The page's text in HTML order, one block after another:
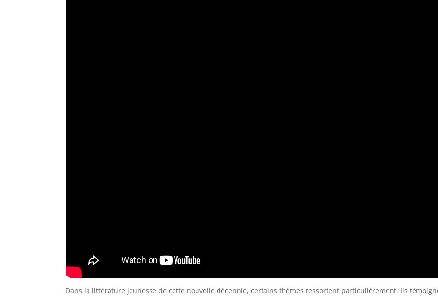
Dans la littérature jeunesse de cette nouvelle décennie, certains thèmes ressortent particulièrement. Ils